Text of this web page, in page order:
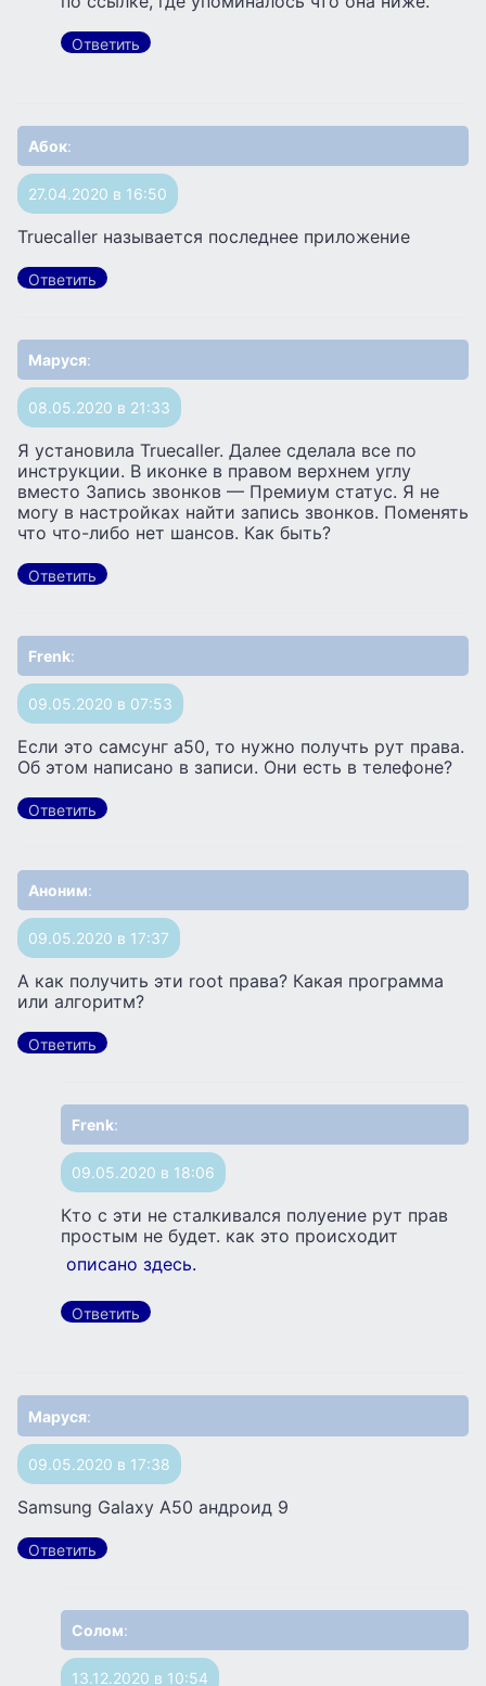
Ответить
Абок:
27.04.2020 в 16:50
Truecaller называется последнее приложение
Ответить
Маруся:
08.05.2020 в 21:33
Я установила Truecaller. Далее сделала все по
инструкции. В иконке в правом верхнем углу
вместо Запись звонков — Премиум статус. Я не
могу в настройках найти запись звонков. Поменять
что что-либо нет шансов. Как быть?
Ответить
Frenk:
09.05.2020 в 07:53
Если это самсунг а50, то нужно получть рут права.
Об этом написано в записи. Они есть в телефоне?
Ответить
Аноним:
09.05.2020 в 17:37
А как получить эти root права? Какая программа
или алгоритм?
Ответить
Frenk:
09.05.2020 в 18:06
Кто с эти не сталкивался полуение рут прав
простым не будет. как это происходит
описано здесь.
Ответить
Маруся:
09.05.2020 в 17:38
Samsung Galaxy A50 андроид 9
Ответить
Солом:
13.12.2020 в 10:54